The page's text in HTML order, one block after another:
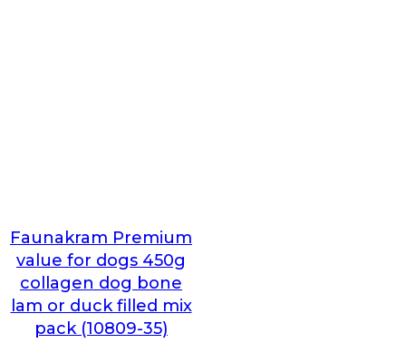
Faunakram Premium
value for dogs 450g
collagen dog bone
lam or duck filled mix
pack (10809-35)